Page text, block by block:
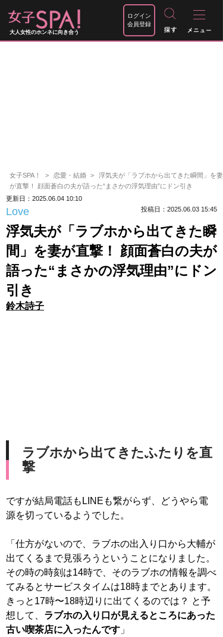
大人女性のホンネに向き合う
ログイン
会員登録
女子SPA！ 恋愛・結婚
浮気夫が「ラブホから出てきた瞬間」を妻
が直撃！ 顔面蒼白の夫が語った“まさかの浮気理由”にドン引き
更新日：2025.06.04 10:10
Love 投稿日：2025.06.03 15:45
浮気夫が「ラブホから出てきた瞬
間」を妻が直撃！ 顔面蒼白の夫が
語った“まさかの浮気理由”にドン
引き
鈴木詩子
ラブホから出てきたふたりを直
撃
ですが結局電話もLINEも繋がらず、どうやら電
源を切っているようでした。
「仕方がないので、ラブホの出入り口から大輔が
出てくるまで見張ろうということになりました。
その時の時刻は14時で、そのラブホの情報を調べ
てみるとサービスタイムは18時までとあります。
きっと17時〜18時辺りに出てくるのでは？ と予
想して、 ラブホの入り口が見えるところにあった
古い喫茶店に入ったんです 」